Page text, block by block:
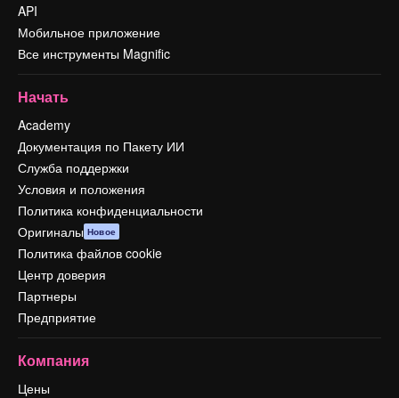
API
Мобильное приложение
Все инструменты Magnific
Начать
Academy
Документация по Пакету ИИ
Служба поддержки
Условия и положения
Политика конфиденциальности
Оригиналы Новое
Политика файлов cookie
Центр доверия
Партнеры
Предприятие
Компания
Цены